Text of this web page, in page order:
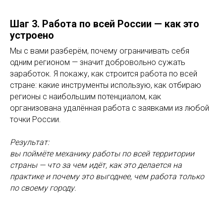
Шаг 3. Работа по всей России — как это
устроено
Мы с вами разберём, почему ограничивать себя
одним регионом — значит добровольно сужать
заработок. Я покажу, как строится работа по всей
стране: какие инструменты использую, как отбираю
регионы с наибольшим потенциалом, как
организована удалённая работа с заявками из любой
точки России.
Результат:
вы поймёте механику работы по всей территории
страны — что за чем идёт, как это делается на
практике и почему это выгоднее, чем работа только
по своему городу.